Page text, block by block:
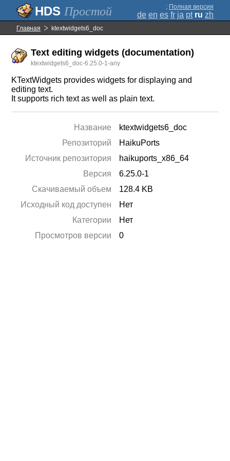
Простой ; Полная версия
de en es fr ja pt ru zh
Главная ktextwidgets6_doc
Text editing widgets (documentation)
ktextwidgets6_doc-6.25.0-1-any
KTextWidgets provides widgets for displaying and
editing text.
It supports rich text as well as plain text.
Название
ktextwidgets6_doc
Репозиторий
HaikuPorts
Источник репозитория
haikuports_x86_64
Версия
6.25.0-1
Скачиваемый объем
128.4 KB
Исходный код доступен
Нет
Категории
Нет
Просмотров версии
0